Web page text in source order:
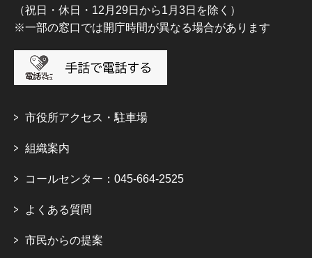
（祝日・休日・12月29日から1月3日を除く）
※一部の窓口では開庁時間が異なる場合があります
市役所アクセス・駐車場
組織案内
コールセンター：045-664-2525
よくある質問
市民からの提案